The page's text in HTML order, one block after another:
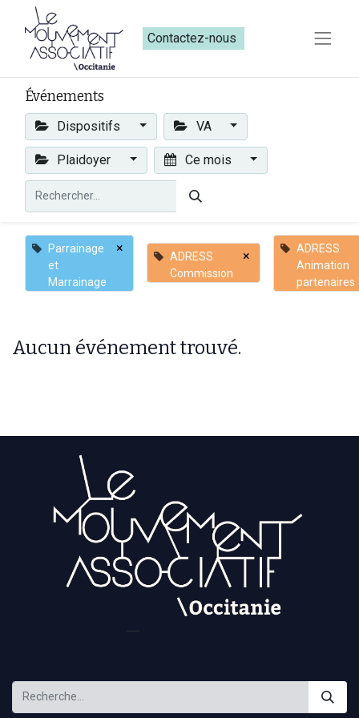
Contactez-nous​​
Événements
Dispositifs VA
Plaidoyer Ce mois
Parrainage
et
Marrainage
×
ADRESS
Commission
×
ADRESS
Animation
partenaires
Aucun événement trouvé.